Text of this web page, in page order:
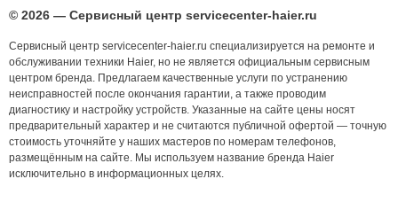
© 2026 — Сервисный центр servicecenter-haier.ru
Сервисный центр servicecenter-haier.ru специализируется на ремонте и
обслуживании техники Haier, но не является официальным сервисным
центром бренда. Предлагаем качественные услуги по устранению
неисправностей после окончания гарантии, а также проводим
диагностику и настройку устройств. Указанные на сайте цены носят
предварительный характер и не считаются публичной офертой — точную
стоимость уточняйте у наших мастеров по номерам телефонов,
размещённым на сайте. Мы используем название бренда Haier
исключительно в информационных целях.